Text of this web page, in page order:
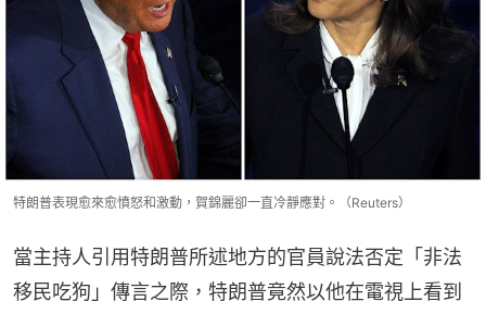
特朗普表現愈來愈憤怒和激動，賀錦麗卻一直冷靜應對。（Reuters）
當主持人引用特朗普所述地方的官員說法否定「非法
移民吃狗」傳言之際，特朗普竟然以他在電視上看到